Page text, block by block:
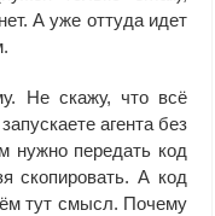
А уже оттуда идет
Не скажу, что всё
агента без
нужно передать код
скопировать. А код
тут смысл. Почему